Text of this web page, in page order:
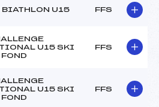
BIATHLON U15 FFS
U15 SKI
FOND
FFS
U15 SKI
FOND
FFS